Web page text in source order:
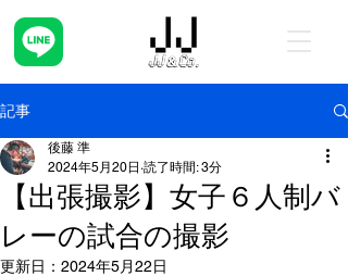
記事
【出張撮影】女子６人制バ
レーの試合の撮影
後藤 準
2024年5月20日 読了時間: 3分
更新日： 2024年5月22日